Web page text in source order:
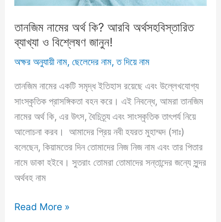
তানজিম নামের অর্থ কি? আরবি অর্থসহবিস্তারিত
ব্যাখ্যা ও বিশ্লেষণ জানুন!
অক্ষর অনুযায়ী নাম,ছেলেদের নাম,ত দিয়ে নাম
তানজিম নামের একটি সমৃদ্ধ ইতিহাস রয়েছে এবং উল্লেখযোগ্য
সাংস্কৃতিক প্রাসঙ্গিকতা বহন করে। এই নিবন্ধে, আমরা তানজিম
নামের অর্থ কি, এর উৎস, বৈচিত্র্য এবং সাংস্কৃতিক তাৎপর্য নিয়ে
আলোচনা করব। আমাদের প্রিয় নবী হযরত মুহাম্মদ (সাঃ)
বলেছেন, কিয়ামতের দিন তোমাদের নিজ নিজ নাম এবং তার পিতার
নামে ডাকা হইবে। সুতরাং তোমরা তোমাদের সন্তান্দের জন্যে সুন্দর
অর্থবহ নাম
তানজিম
Read More »